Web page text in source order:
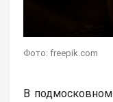
Фото: freepik.com
В подмосковном